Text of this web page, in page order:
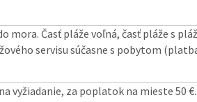
mora. Časť pláže voľná, časť pláže s
servisu súčasne s pobytom
vyžiadanie, za poplatok na mieste 50 €.